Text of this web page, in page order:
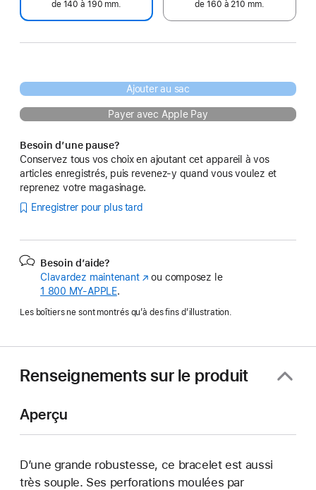
de 140 à 190 mm.
de 160 à 210 mm.
Ajouter au sac
Payer avec Apple Pay
Besoin d’une pause?
Conservez tous vos choix en ajoutant cet appareil à vos
articles enregistrés, puis revenez-y quand vous voulez et
reprenez votre magasinage.
Enregistrer pour plus tard
Besoin d’aide?
Clavardez maintenant(s’ouvre
nouvelle
ou composez le
1 800 MY‑APPLE.
Les boîtiers ne sont montrés qu’à des fins d’illustration.
Renseignements sur le produit
Aperçu
D’une grande robustesse, ce bracelet est aussi
très souple. Ses perforations moulées par